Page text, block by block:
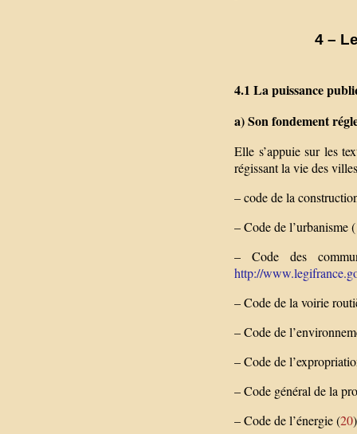
4 –
4.1 La puissance
a) Son fondement
Elle s’appuie sur les
régissant la vie des
– code de la
– Code de l’urbanisme (
– Code des
http://
– Code de la voirie
– Code de
– Code de
– Code général de la
– Code de l’énergie (20)